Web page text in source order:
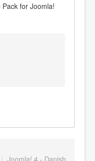
for Joomla!